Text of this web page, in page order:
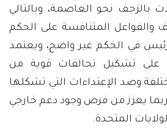
بالزحف نحو العاصمة، وبالتالي
والفواعل المتنافسة على الحكم
في الحكم غير واضح، ويعتمد
على تشكيل تحالفات قوية من
وصد الإعتداءات التي تشكلها
يعزز من فرص وجود دعم خارجي
المتحدة.